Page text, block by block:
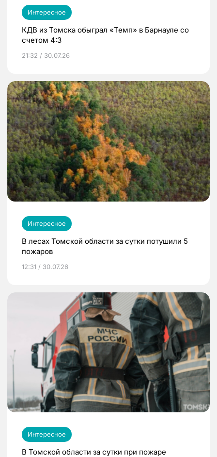
Интересное
КДВ из Томска обыграл «Темп» в Барнауле со
счетом 4:3
21:32 / 30.07.26
Интересное
В лесах Томской области за сутки потушили 5
пожаров
12:31 / 30.07.26
Интересное
В Томской области за сутки при пожаре